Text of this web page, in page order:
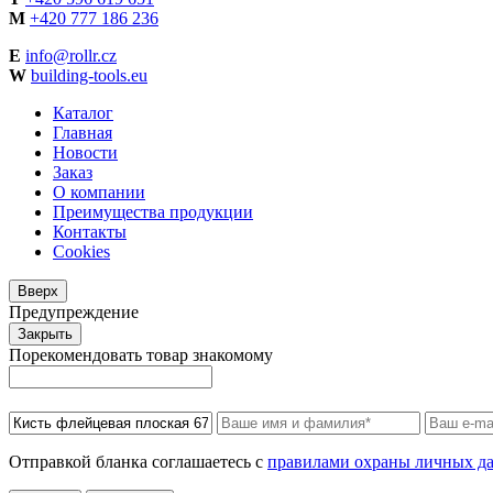
M +420 777 186 236
Е info@rollr.cz
W building-tools.eu
Каталог
Главная
Новости
Заказ
О компании
Преимущества продукции
Контакты
Cookies
Вверх
Предупреждение
Закрыть
Порекомендовать товар знакомому
Отправкой бланка соглашаетесь с правилами охраны личных